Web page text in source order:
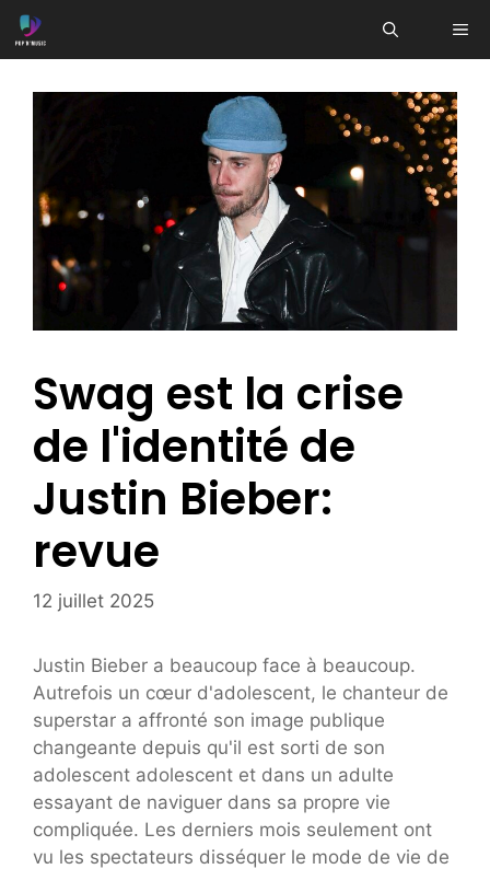
Aller
au
Swag est la crise
de l'identité de
Justin Bieber:
revue
12 juillet 2025
Justin Bieber a beaucoup face à beaucoup.
Autrefois un cœur d'adolescent, le chanteur de
superstar a affronté son image publique
changeante depuis qu'il est sorti de son
adolescent adolescent et dans un adulte
essayant de naviguer dans sa propre vie
compliquée. Les derniers mois seulement ont
vu les spectateurs disséquer le mode de vie de